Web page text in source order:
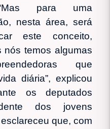
“Mas para uma
nesta área, será
este conceito,
nós temos algumas
que
diária”, explicou
os deputados
dos jovens
que, com